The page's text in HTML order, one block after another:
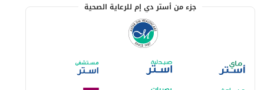
جزء من أستر دي إم للرعاية الصحية